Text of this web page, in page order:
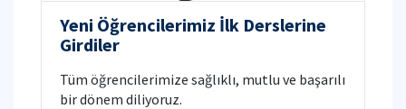
Yeni Öğrencilerimiz İlk Derslerine
Girdiler
Tüm öğrencilerimize sağlıklı, mutlu ve başarılı
bir dönem diliyoruz.